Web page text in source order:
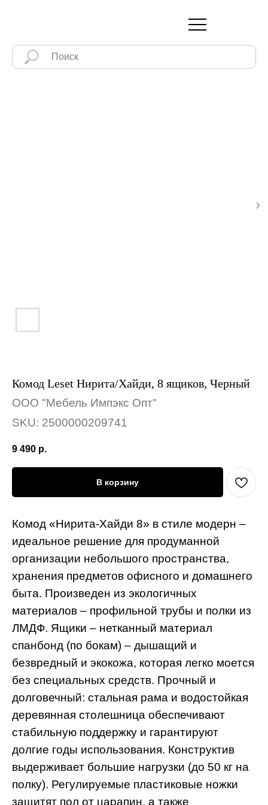
Комод Leset Нирита/Хайди, 8 ящиков, Черный
ООО "Мебель Импэкс Опт"
SKU: 2500000209741
9 490 р.
В корзину
Комод «Нирита-Хайди 8» в стиле модерн –
идеальное решение для продуманной
организации небольшого пространства,
хранения предметов офисного и домашнего
быта. Произведен из экологичных
материалов – профильной трубы и полки из
ЛМДФ. Ящики – нетканный материал
спанбонд (по бокам) – дышащий и
безвредный и экокожа, которая легко моется
без специальных средств. Прочный и
долговечный: стальная рама и водостойкая
деревянная столешница обеспечивают
стабильную поддержку и гарантируют
долгие годы использования. Конструктив
выдерживает большие нагрузки (до 50 кг на
полку). Регулируемые пластиковые ножки
защитят пол от царапин, а также